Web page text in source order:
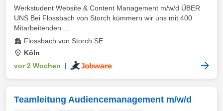
Werkstudent Website & Content Management m/w/d ÜBER
UNS Bei Flossbach von Storch kümmern wir uns mit 400
Mitarbeitenden ...
Flossbach von Storch SE
Köln
vor 2 Wochen
Teamleitung Audiencemanagement m/w/d